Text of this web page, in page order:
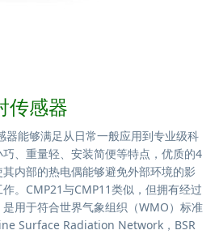
传感器
器能够满足从日常一般应用到专业级科
、重量轻、安装简便等特点，优质的4
内部的热电偶能够避免外部环境的影
。CMP21与CMP11类似，但拥有经过
用于符合世界气象组织（WMO）标准
Surface Radiation Network，BSR